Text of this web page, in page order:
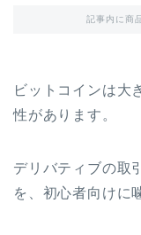
記事内に商
ビットコインは大
性があります。
デリバティブの取
を、初心者向けに